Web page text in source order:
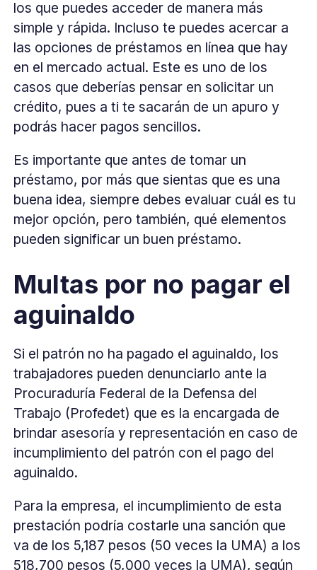
los que puedes acceder de manera más
simple y rápida. Incluso te puedes acercar a
las opciones de préstamos en línea que hay
en el mercado actual. Este es uno de los
casos que deberías pensar en solicitar un
crédito, pues a ti te sacarán de un apuro y
podrás hacer pagos sencillos.
Es importante que antes de tomar un
préstamo, por más que sientas que es una
buena idea, siempre debes evaluar cuál es tu
mejor opción, pero también, qué elementos
pueden significar un buen préstamo.
Multas por no pagar el
aguinaldo
Si el patrón no ha pagado el aguinaldo, los
trabajadores pueden denunciarlo ante la
Procuraduría Federal de la Defensa del
Trabajo (Profedet) que es la encargada de
brindar asesoría y representación en caso de
incumplimiento del patrón con el pago del
aguinaldo.
Para la empresa, el incumplimiento de esta
prestación podría costarle una sanción que
va de los 5,187 pesos (50 veces la UMA) a los
518,700 pesos (5,000 veces la UMA), según